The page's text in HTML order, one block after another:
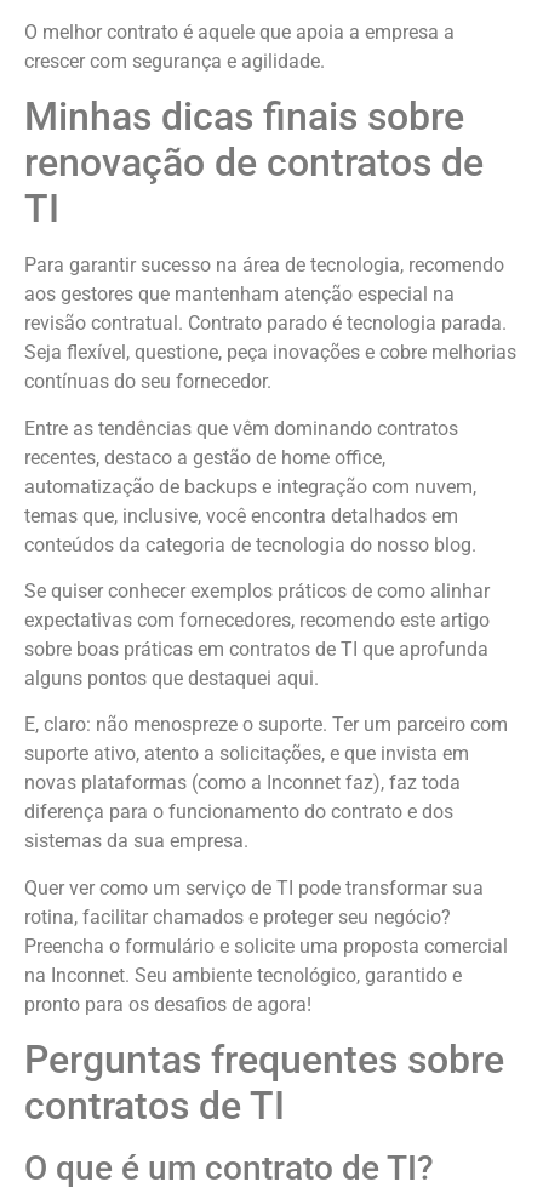
O melhor contrato é aquele que apoia a empresa a
crescer com segurança e agilidade.
Minhas dicas finais sobre
renovação de contratos de
TI
Para garantir sucesso na área de tecnologia, recomendo
aos gestores que mantenham atenção especial na
revisão contratual. Contrato parado é tecnologia parada.
Seja flexível, questione, peça inovações e cobre melhorias
contínuas do seu fornecedor.
Entre as tendências que vêm dominando contratos
recentes, destaco a gestão de home office,
automatização de backups e integração com nuvem,
temas que, inclusive, você encontra detalhados em
conteúdos da categoria de tecnologia do nosso blog.
Se quiser conhecer exemplos práticos de como alinhar
expectativas com fornecedores, recomendo este artigo
sobre boas práticas em contratos de TI que aprofunda
alguns pontos que destaquei aqui.
E, claro: não menospreze o suporte. Ter um parceiro com
suporte ativo, atento a solicitações, e que invista em
novas plataformas (como a Inconnet faz), faz toda
diferença para o funcionamento do contrato e dos
sistemas da sua empresa.
Quer ver como um serviço de TI pode transformar sua
rotina, facilitar chamados e proteger seu negócio?
Preencha o formulário e solicite uma proposta comercial
na Inconnet. Seu ambiente tecnológico, garantido e
pronto para os desafios de agora!
Perguntas frequentes sobre
contratos de TI
O que é um contrato de TI?